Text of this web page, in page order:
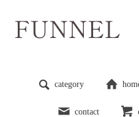
category
contact